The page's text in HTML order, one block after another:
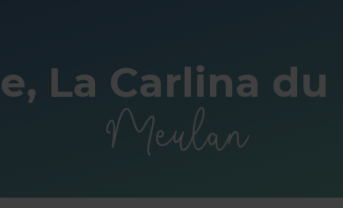
La Carlina
Meulan